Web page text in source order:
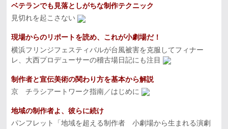
ベテランでも見落としがちな制作テクニック
見切れを起こさない
現場からのリポートを読め、これが小劇場だ！
横浜フリンジフェスティバルが台風被害を克服してフィナー
レ、大西プロデューサーの稽古場日記にも注目
制作者と宣伝美術の関わり方を基本から解説
京 チラシアートワーク指南／はじめに
地域の制作者よ、彼らに続け
パンフレット「地域を超える制作者 小劇場から生まれる演劇